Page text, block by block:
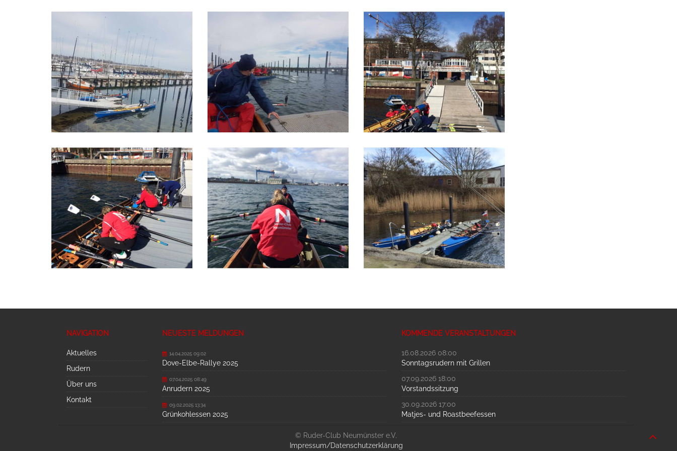
NAVIGATION
Aktuelles
Rudern
Über uns
Kontakt
NEUESTE MELDUNGEN
14.04.2025 09:02
Dove-Elbe-Rallye 2025
07.04.2025 08:49
Anrudern 2025
09.02.2025 13:34
Grünkohlessen 2025
KOMMENDE VERANSTALTUNGEN
16.08.2026 08:00
Sonntagsrudern mit Grillen
07.09.2026 18:00
Vorstandssitzung
30.09.2026 17:00
Matjes- und Roastbeefessen
© Ruder-Club Neumünster e.V.
Impressum/Datenschutzerklärung